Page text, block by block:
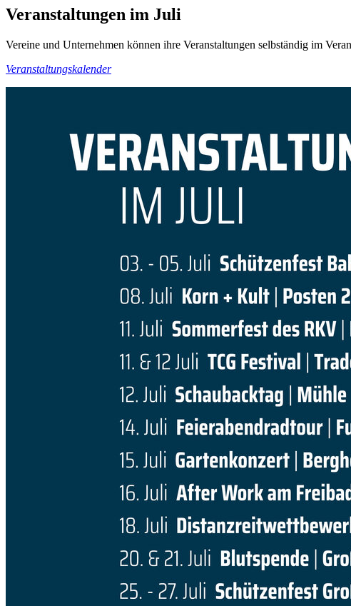
Veranstaltungen im Juli
Vereine und Unternehmen können ihre Veranstaltungen selbständig im
Veranstaltungskalender